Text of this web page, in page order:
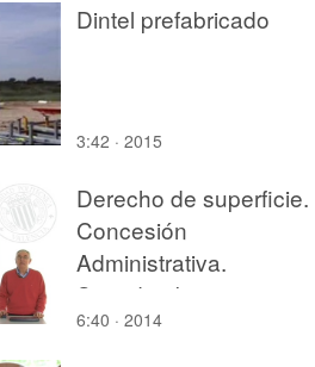
Dintel prefabricado
3:42 · 2015
Derecho de superficie.
Concesión
Administrativa.
Servidumbre
6:40 · 2014